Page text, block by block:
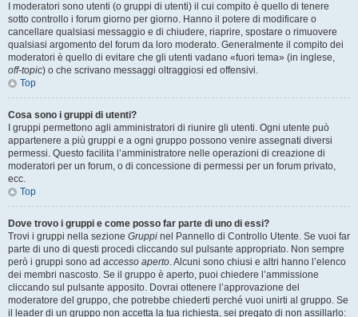
I moderatori sono utenti (o gruppi di utenti) il cui compito è quello di tenere
sotto controllo i forum giorno per giorno. Hanno il potere di modificare o
cancellare qualsiasi messaggio e di chiudere, riaprire, spostare o rimuovere
qualsiasi argomento del forum da loro moderato. Generalmente il compito dei
moderatori è quello di evitare che gli utenti vadano «fuori tema» (in inglese,
off-topic) o che scrivano messaggi oltraggiosi ed offensivi.
Top
Cosa sono i gruppi di utenti?
I gruppi permettono agli amministratori di riunire gli utenti. Ogni utente può
appartenere a più gruppi e a ogni gruppo possono venire assegnati diversi
permessi. Questo facilita l’amministratore nelle operazioni di creazione di
moderatori per un forum, o di concessione di permessi per un forum privato,
ecc.
Top
Dove trovo i gruppi e come posso far parte di uno di essi?
Trovi i gruppi nella sezione Gruppi nel Pannello di Controllo Utente. Se vuoi far
parte di uno di questi procedi cliccando sul pulsante appropriato. Non sempre
però i gruppi sono ad accesso aperto. Alcuni sono chiusi e altri hanno l’elenco
dei membri nascosto. Se il gruppo è aperto, puoi chiedere l’ammissione
cliccando sul pulsante apposito. Dovrai ottenere l’approvazione del
moderatore del gruppo, che potrebbe chiederti perché vuoi unirti al gruppo. Se
il leader di un gruppo non accetta la tua richiesta, sei pregato di non assillarlo: